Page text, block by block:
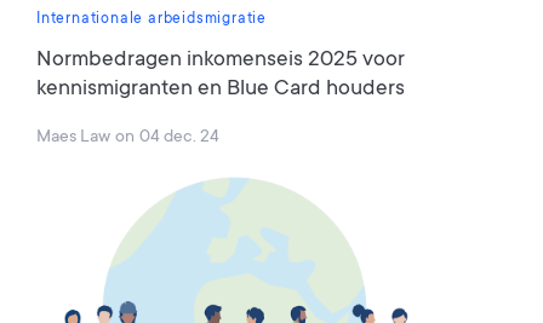
Internationale arbeidsmigratie
Normbedragen inkomenseis 2025 voor
kennismigranten en Blue Card houders
Maes Law on 04 dec. 24